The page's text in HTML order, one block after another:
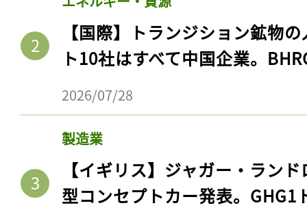
【国際】トランジション鉱物
ト10社はすべて中国企業。
2026/07/28
製造業
【イギリス】ジャガー・ラン
型コンセプトカー発表。GHG1